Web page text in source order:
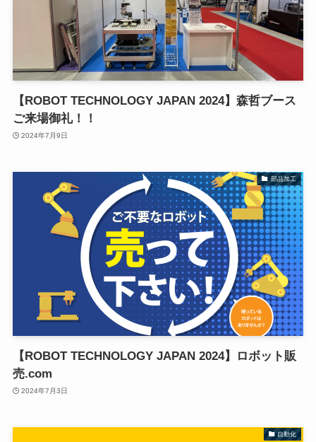
【ROBOT TECHNOLOGY JAPAN 2024】森哲ブース
ご来場御礼！！
2024年7月9日
部品加工
【ROBOT TECHNOLOGY JAPAN 2024】ロボット販
売.com
2024年7月3日
自動化